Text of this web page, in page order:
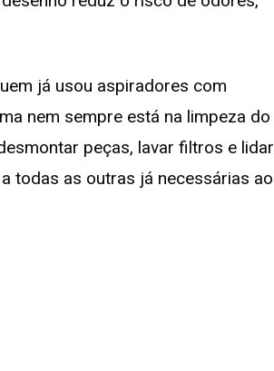
já usou aspiradores com
nem sempre está na limpeza do
peças, lavar filtros e lidar
todas as outras já necessárias ao